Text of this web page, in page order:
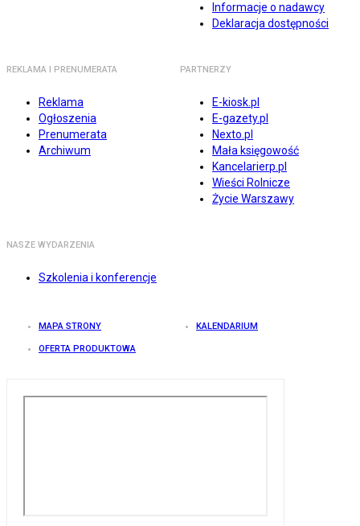
Informacje o nadawcy
Deklaracja dostępności
REKLAMA I PRENUMERATA
Reklama
Ogłoszenia
Prenumerata
Archiwum
PARTNERZY
E-kiosk.pl
E-gazety.pl
Nexto.pl
Mała księgowość
Kancelarierp.pl
Wieści Rolnicze
Życie Warszawy
NASZE WYDARZENIA
Szkolenia i konferencje
MAPA STRONY KALENDARIUM
OFERTA PRODUKTOWA